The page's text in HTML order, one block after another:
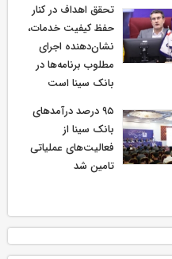
تحقق اهداف در کنار
حفظ کیفیت خدمات،
نشان‌دهنده اجرای
مطلوب برنامه‌ها در
بانک سینا است
۹۵ درصد درآمدهای
بانک سینا از
فعالیت‌های عملیاتی
تامین شد